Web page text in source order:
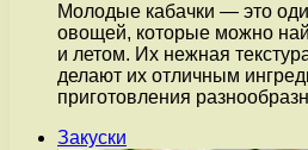
Молодые кабачки — это
овощей, которые можно
и летом. Их нежная
делают их отличным
приготовления
Закуски